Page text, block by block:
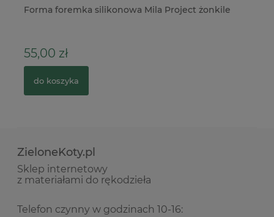
Forma foremka silikonowa Mila Project żonkile
55,00 zł
do koszyka
ZieloneKoty.pl
Sklep internetowy
z materiałami do rękodzieła
Telefon czynny w godzinach 10-16: